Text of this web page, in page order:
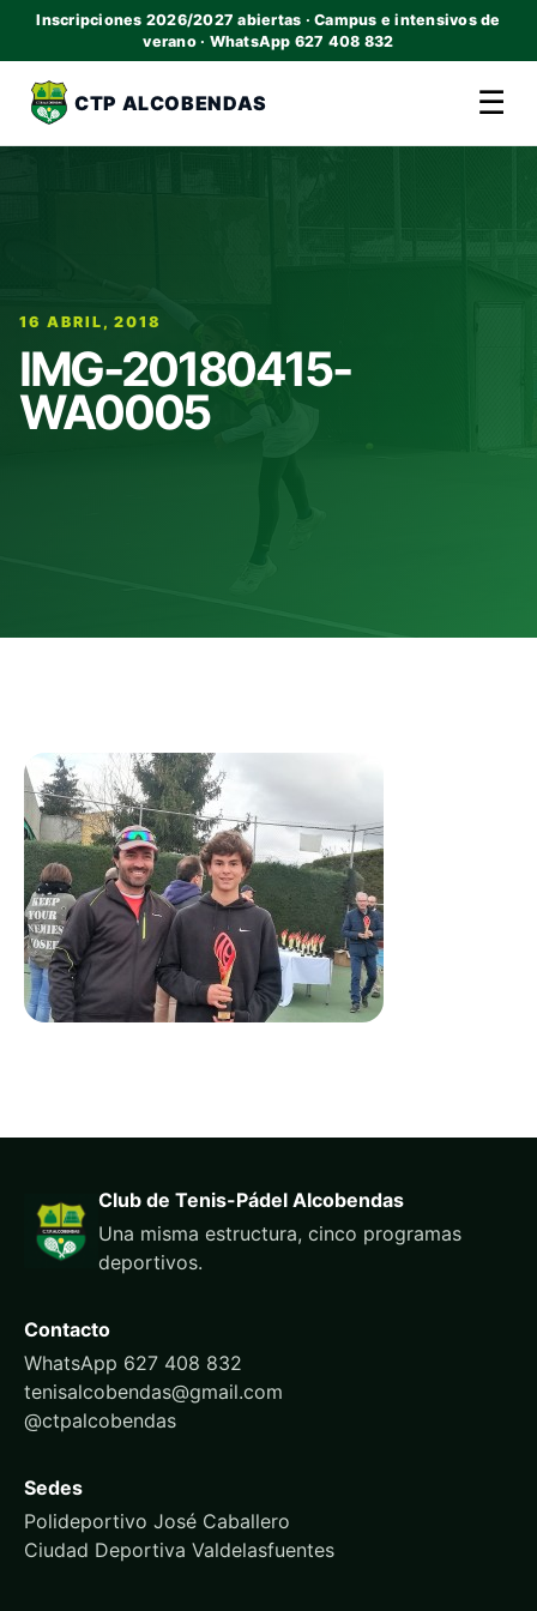
Inscripciones 2026/2027 abiertas · Campus e intensivos de
verano · WhatsApp 627 408 832
CTP ALCOBENDAS ☰
16 ABRIL, 2018
IMG-20180415-
WA0005
Club de Tenis-Pádel Alcobendas
Una misma estructura, cinco programas
deportivos.
Contacto
WhatsApp 627 408 832
tenisalcobendas@gmail.com
@ctpalcobendas
Sedes
Polideportivo José Caballero
Ciudad Deportiva Valdelasfuentes